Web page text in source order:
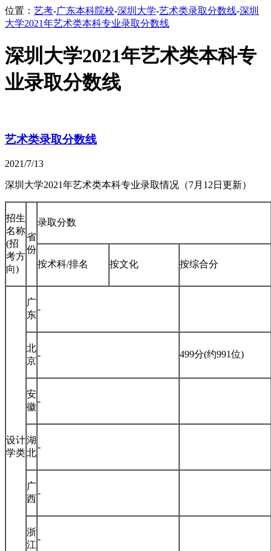
位置： 艺考-广东本科院校-深圳大学-艺术类录取分数线-深圳
大学2021年艺术类本科专业录取分数线
深圳大学2021年艺术类本科专
业录取分数线
艺术类录取分数线
2021/7/13
深圳大学2021年艺术类本科专业录取情况（7月12日更新）
招生
名称
(招
考方
向)
省
份
录取分数
按术科/排名 按文化 按综合分
设计
学类
广
东
-
北
京
- 499分(约991位)
安
徽
-
湖
北
-
广
西
-
浙
江
-